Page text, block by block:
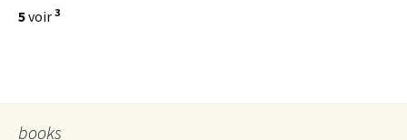
5voir 3
books